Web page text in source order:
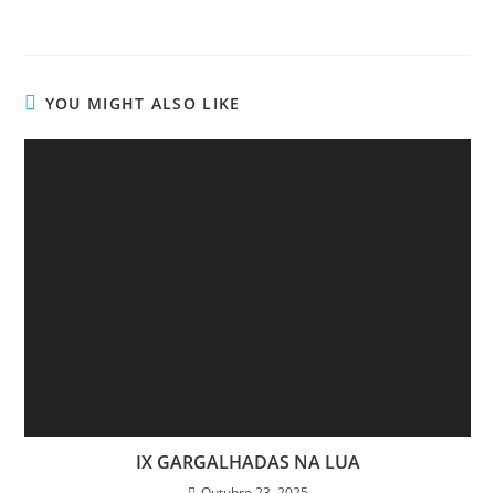
YOU MIGHT ALSO LIKE
IX GARGALHADAS NA LUA